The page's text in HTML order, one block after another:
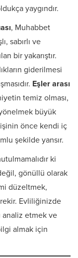
yaygındır.
, Muhabbet
sabırlı ve
bir yakarıştır.
giderilmesi
Eşler arası
temiz olması,
büyük
önce kendi iç
şekilde yansır.
ki
gönüllü olarak
düzeltmek,
Evliliğinizde
analiz etmek ve
almak için